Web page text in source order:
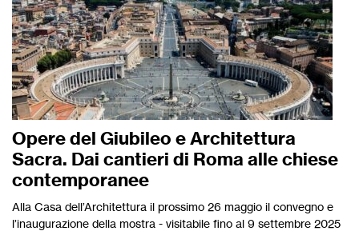
Opere del Giubileo e Architettura
Sacra. Dai cantieri di Roma alle chiese
contemporanee
Alla Casa dell’Architettura il prossimo 26 maggio il convegno e
l’inaugurazione della mostra - visitabile fino al 9 settembre 2025